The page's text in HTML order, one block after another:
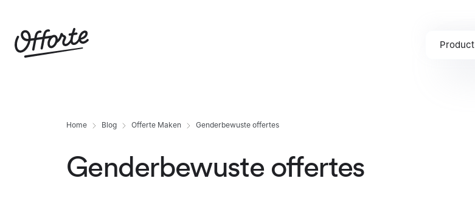
Product
Home Blog Offerte Maken Genderbewuste offertes
Genderbewuste offertes